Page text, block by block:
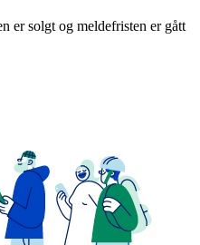
er solgt og meldefristen er gått